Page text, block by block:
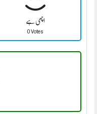
اچھی ہے
0 Votes